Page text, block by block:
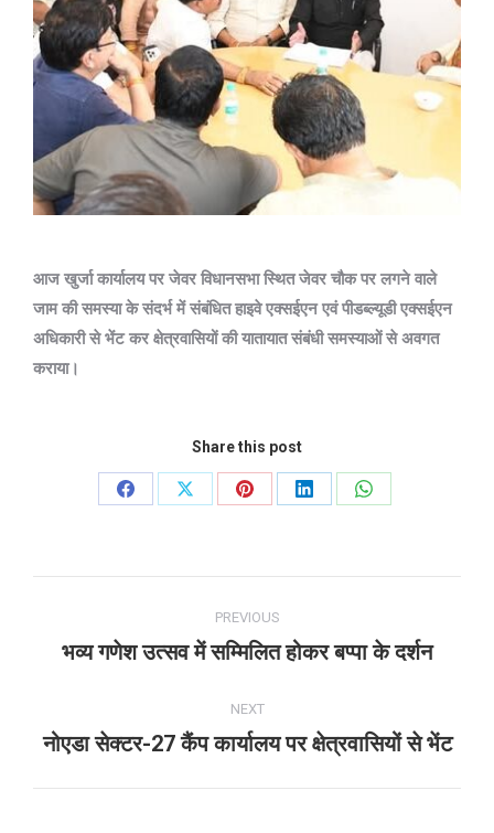
आज खुर्जा कार्यालय पर जेवर विधानसभा स्थित जेवर चौक पर लगने वाले
जाम की समस्या के संदर्भ में संबंधित हाइवे एक्सईएन एवं पीडब्ल्यूडी एक्सईएन
अधिकारी से भेंट कर क्षेत्रवासियों की यातायात संबंधी समस्याओं से अवगत
कराया।
Share this post
Share
Share
Share
Share
Share
navigation
PREVIOUS
Previous
भव्य गणेश उत्सव में सम्मिलित होकर बप्पा के दर्शन
NEXT
Next
नोएडा सेक्टर-27 कैंप कार्यालय पर क्षेत्रवासियों से भेंट